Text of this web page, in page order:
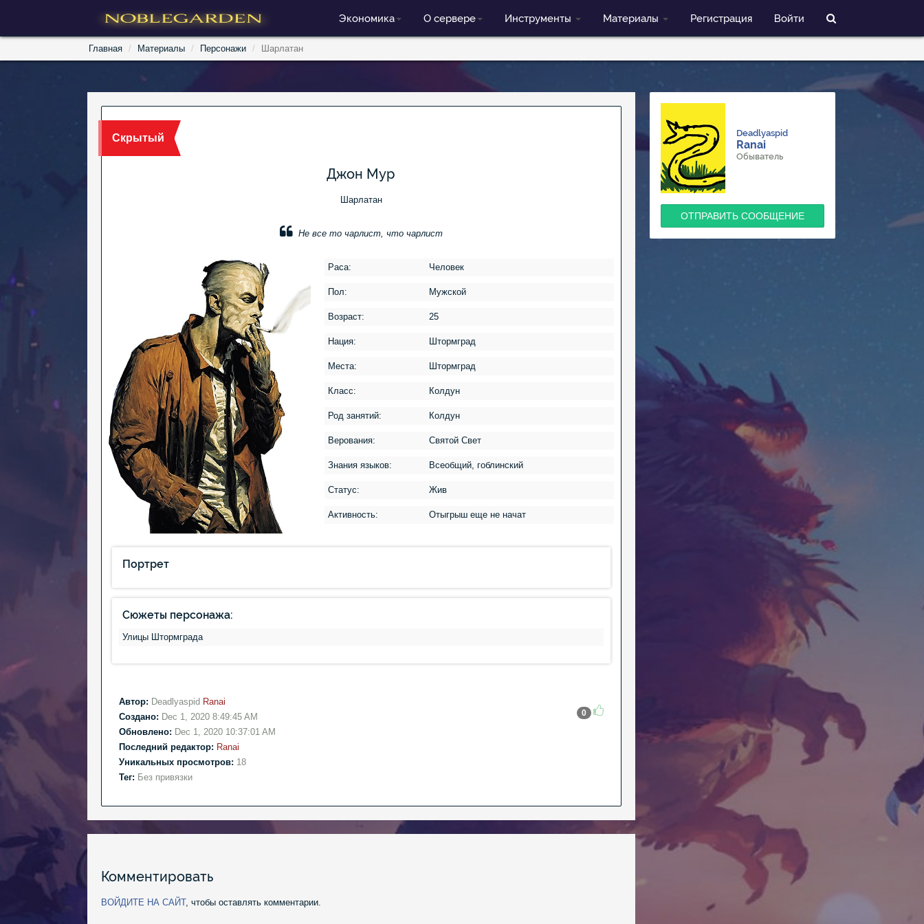
Экономика О сервере Инструменты Материалы Регистрация Войти
Главная Материалы Персонажи Шарлатан
Скрытый
Джон Мур
Шарлатан
Не все то чарлист, что чарлист
Раса: Человек
Пол: Мужской
Возраст: 25
Нация: Штормград
Места: Штормград
Класс: Колдун
Род занятий: Колдун
Верования: Святой Свет
Знания языков: Всеобщий, гоблинский
Статус: Жив
Активность: Отыгрыш еще не начат
Портрет
Сюжеты персонажа:
Улицы Штормграда
Автор: Deadlyaspid Ranai
Создано: Dec 1, 2020 8:49:45 AM
Обновлено: Dec 1, 2020 10:37:01 AM
Последний редактор: Ranai
Уникальных просмотров: 18
Тег: Без привязки
0
Комментировать
ВОЙДИТЕ НА САЙТ, чтобы оставлять комментарии.
Deadlyaspid
Ranai
Обыватель
ОТПРАВИТЬ СООБЩЕНИЕ